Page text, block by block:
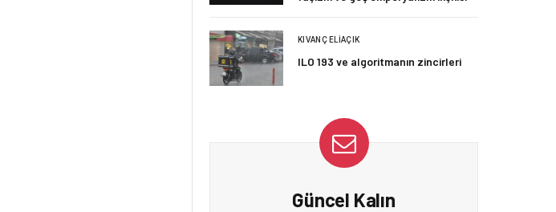
KIVANÇ ELIAÇIK
ILO 193 ve algoritmanın zincirleri
Güncel Kalın